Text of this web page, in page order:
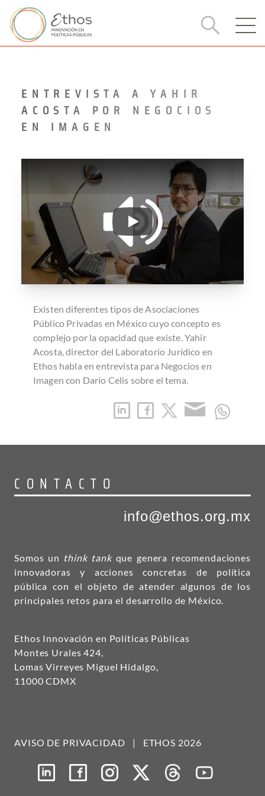
ENTREVISTA A YAHIR
ACOSTA POR NEGOCIOS
EN IMAGEN
Entrevista a Yahir Acosta por
Existen diferentes tipos de Asociaciones
Público Privadas en México cuyo concepto es
complejo por la opacidad que existe. Yahir
Acosta, director del Laboratorio Jurídico en
Ethos habla en entrevista para Negocios en
Imagen con Darío Celis sobre el tema.
CONTACTO
info@ethos.org.mx
Somos un think tankque genera recomendaciones
innovadoras y acciones concretas de política
pública con el objeto de atender algunos de los
principales retos para el desarrollo de México.
Ethos Innovación en Políticas Públicas
Montes Urales 424,
Lomas Virreyes Miguel Hidalgo,
11000 CDMX
AVISO DE PRIVACIDAD | ETHOS 2026